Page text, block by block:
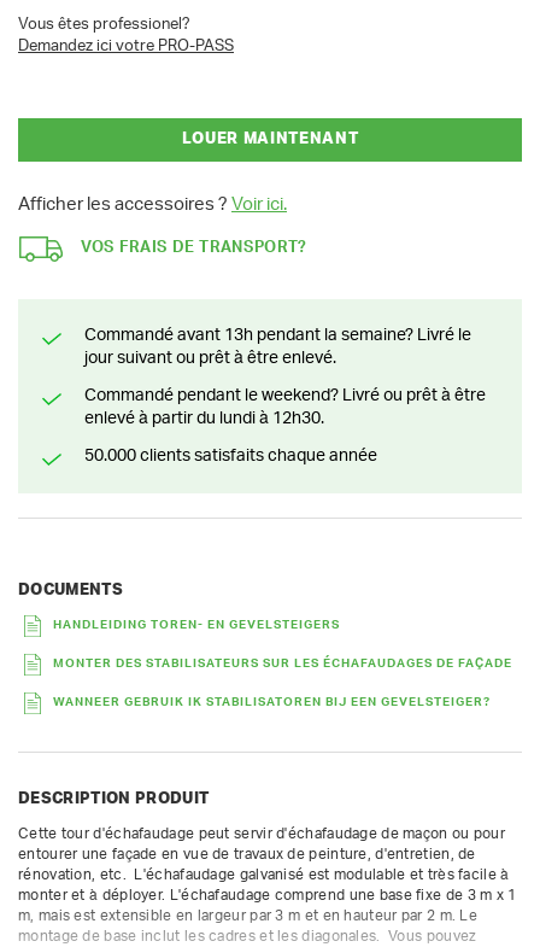
Vous êtes professionel?
Demandez ici votre PRO-PASS
LOUER MAINTENANT
Afficher les accessoires ? Voir ici.
VOS FRAIS DE TRANSPORT?
Commandé avant 13h pendant la semaine? Livré le
jour suivant ou prêt à être enlevé.
Commandé pendant le weekend? Livré ou prêt à être
enlevé à partir du lundi à 12h30.
50.000 clients satisfaits chaque année
DOCUMENTS
HANDLEIDING TOREN- EN GEVELSTEIGERS
MONTER DES STABILISATEURS SUR LES ÉCHAFAUDAGES DE FAÇADE
WANNEER GEBRUIK IK STABILISATOREN BIJ EEN GEVELSTEIGER?
DESCRIPTION PRODUIT
Cette tour d'échafaudage peut servir d'échafaudage de maçon ou pour
entourer une façade en vue de travaux de peinture, d'entretien, de
rénovation, etc.  L'échafaudage galvanisé est modulable et très facile à
monter et à déployer. L'échafaudage comprend une base fixe de 3 m x 1
m, mais est extensible en largeur par 3 m et en hauteur par 2 m. Le
montage de base inclut les cadres et les diagonales.  Vous pouvez